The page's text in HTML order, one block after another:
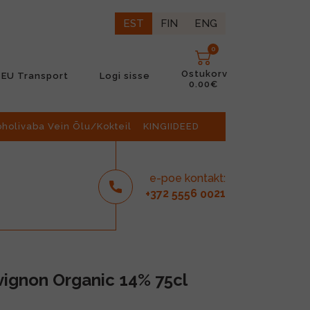
EST FIN ENG
EU Transport Logi sisse
0
Ostukorv
0.00€
Vein Õlu/Kokteil KINGIIDEED
e-poe kontakt:
+372 5556 0021
Organic 14% 75cl